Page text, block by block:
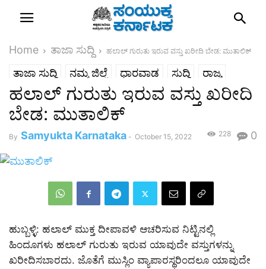
Home ತಾಜಾ ಸುದ್ದಿ ಹಲಾಲ್ ಗುರುತು ಇರುವ ವಸ್ತು ಖರೀದಿ ಬೇಡ: ಮುತಾಲಿಕ್
ತಾಜಾ ಸುದ್ದಿ ನಮ್ಮ ಜಿಲ್ಲೆ ಧಾರವಾಡ ಸುದ್ದಿ ರಾಜ್ಯ
ಹಲಾಲ್ ಗುರುತು ಇರುವ ವಸ್ತು ಖರೀದಿ
ಬೇಡ: ಮುತಾಲಿಕ್
By Samyukta Karnataka - October 15, 2022 0
228
ಹುಬ್ಬಳ್ಳಿ: ಹಲಾಲ್ ಮುಕ್ತ ದೀಪಾವಳಿ ಆಚರಿಸುವ ನಿಟ್ಟಿನಲ್ಲಿ
ಹಿಂದೂಗಳು ಹಲಾಲ್ ಗುರುತು ಇರುವ ಯಾವುದೇ ವಸ್ತುಗಳನ್ನು
ಖರೀದಿಸಬಾರದು. ಜೊತೆಗೆ ಮುಸ್ಲಿಂ ವ್ಯಾಪಾರಸ್ಥರಿಂದಲೂ ಯಾವುದೇ